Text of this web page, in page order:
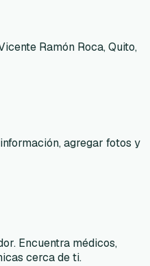
Ramón Roca, Quito,
agregar fotos y
Encuentra médicos,
cerca de ti.